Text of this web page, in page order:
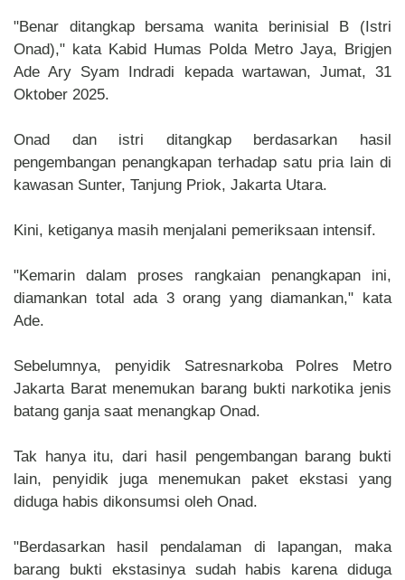
"Benar ditangkap bersama wanita berinisial B (Istri
Onad)," kata Kabid Humas Polda Metro Jaya, Brigjen
Ade Ary Syam Indradi kepada wartawan, Jumat, 31
Oktober 2025.
Onad dan istri ditangkap berdasarkan hasil
pengembangan penangkapan terhadap satu pria lain di
kawasan Sunter, Tanjung Priok, Jakarta Utara.
Kini, ketiganya masih menjalani pemeriksaan intensif.
"Kemarin dalam proses rangkaian penangkapan ini,
diamankan total ada 3 orang yang diamankan," kata
Ade.
Sebelumnya, penyidik Satresnarkoba Polres Metro
Jakarta Barat menemukan barang bukti narkotika jenis
batang ganja saat menangkap Onad.
Tak hanya itu, dari hasil pengembangan barang bukti
lain, penyidik juga menemukan paket ekstasi yang
diduga habis dikonsumsi oleh Onad.
"Berdasarkan hasil pendalaman di lapangan, maka
barang bukti ekstasinya sudah habis karena diduga